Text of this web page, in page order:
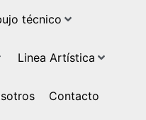
técnico
Linea Artística
Contacto